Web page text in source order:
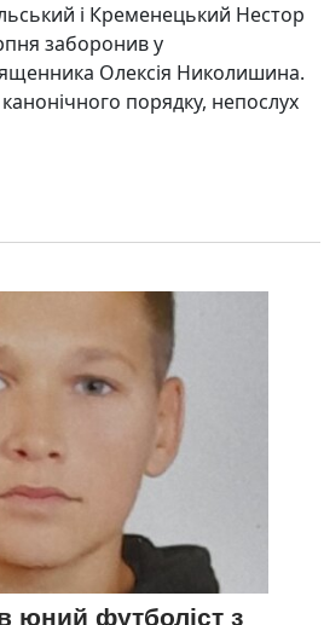
і Кременецький Нестор
заборонив у
Олексія Николишина.
порядку, непослух
юний футболіст з